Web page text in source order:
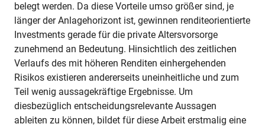
belegt werden. Da diese Vorteile umso größer sind, je
länger der Anlagehorizont ist, gewinnen renditeorientierte
Investments gerade für die private Altersvorsorge
zunehmend an Bedeutung. Hinsichtlich des zeitlichen
Verlaufs des mit höheren Renditen einhergehenden
Risikos existieren andererseits uneinheitliche und zum
Teil wenig aussagekräftige Ergebnisse. Um
diesbezüglich entscheidungsrelevante Aussagen
ableiten zu können, bildet für diese Arbeit erstmalig eine